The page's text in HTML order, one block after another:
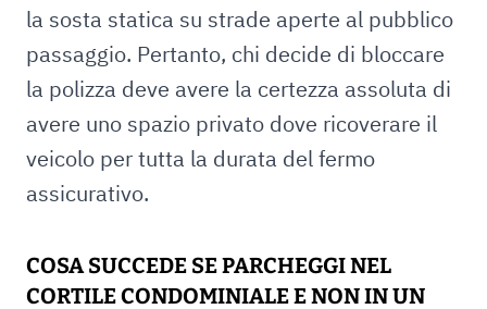
la sosta statica su strade aperte al pubblico
passaggio. Pertanto, chi decide di bloccare
la polizza deve avere la certezza assoluta di
avere uno spazio privato dove ricoverare il
veicolo per tutta la durata del fermo
assicurativo.
COSA SUCCEDE SE PARCHEGGI NEL
CORTILE CONDOMINIALE E NON IN UN